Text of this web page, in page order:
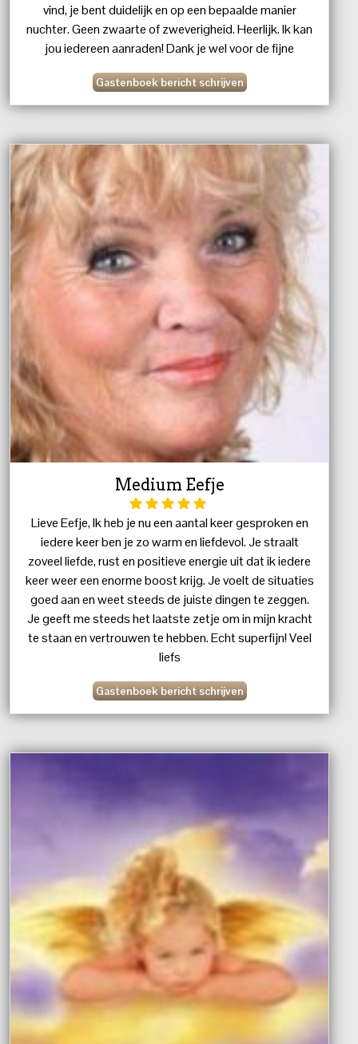
vind, je bent duidelijk en op een bepaalde manier
nuchter. Geen zwaarte of zweverigheid. Heerlijk. Ik kan
jou iedereen aanraden! Dank je wel voor de fijne
Gastenboek bericht schrijven
Medium Eefje
Lieve Eefje, Ik heb je nu een aantal keer gesproken en
iedere keer ben je zo warm en liefdevol. Je straalt
zoveel liefde, rust en positieve energie uit dat ik iedere
keer weer een enorme boost krijg. Je voelt de situaties
goed aan en weet steeds de juiste dingen te zeggen.
Je geeft me steeds het laatste zetje om in mijn kracht
te staan en vertrouwen te hebben. Echt superfijn! Veel
liefs
Gastenboek bericht schrijven